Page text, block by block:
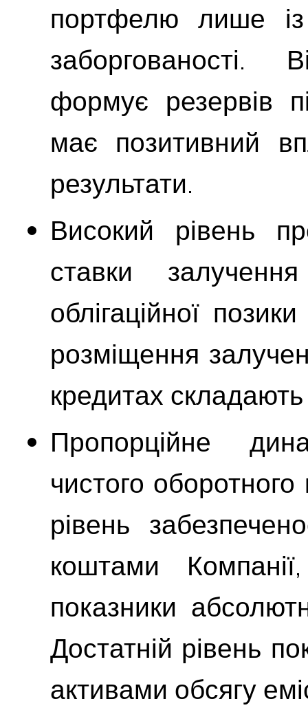
портфелю лише із
заборгованості.
формує резервів
має позитивний
результати.
Високий рівень
ставки
облігаційної
розміщення
кредитах
Пропорційне
чистого оборотного
рівень
коштами
показники
Достатній рівень
активами обсягу